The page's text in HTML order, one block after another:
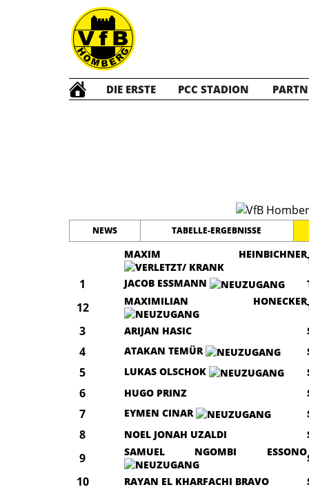
DIE ERSTE PCC STADION
NEWS TABELLE-ERGEBNISSE
MAXIM HEINBICHNER
1 JACOB ESSMANN
12 MAXIMILIAN HONECKER
3 ARIJAN HASIC
4 ATAKAN TEMÜR
5 LUKAS OLSCHOK
6 HUGO PRINZ
7 EYMEN CINAR
8 NOEL JONAH UZALDI
9 SAMUEL NGOMBI ESSONO
10 RAYAN EL KHARFACHI BRAVO